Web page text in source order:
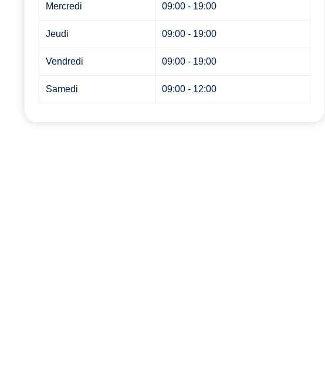
Mercredi 09:00 - 19:00
Jeudi 09:00 - 19:00
Vendredi 09:00 - 19:00
Samedi 09:00 - 12:00